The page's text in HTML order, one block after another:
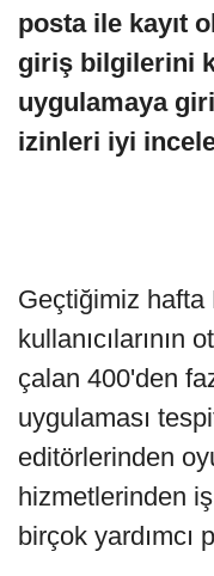
posta ile kayıt
giriş bilgilerini
uygulamaya
izinleri iyi
Geçtiğimiz hafta
kullanıcılarının
çalan 400'den
uygulaması
editörlerinden
hizmetlerinden
birçok yardımcı